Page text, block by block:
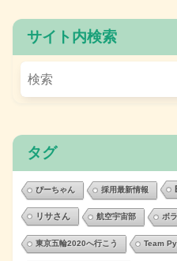
サイト内検索
タグ
ぴーちゃん 採用最新情報
リサさん 航空宇宙部 ボ
東京五輪2020へ行こう Team